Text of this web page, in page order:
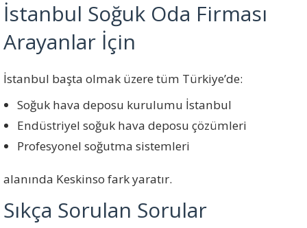
İstanbul Soğuk Oda Firması
Arayanlar İçin
İstanbul başta olmak üzere tüm Türkiye’de:
Soğuk hava deposu kurulumu İstanbul
Endüstriyel soğuk hava deposu çözümleri
Profesyonel soğutma sistemleri
alanında Keskinso fark yaratır.
Sıkça Sorulan Sorular